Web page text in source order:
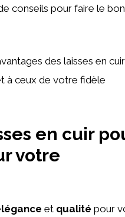
conseils pour faire le
des laisses en
à ceux de votre fidèle
en cuir
votre
et qualité pour